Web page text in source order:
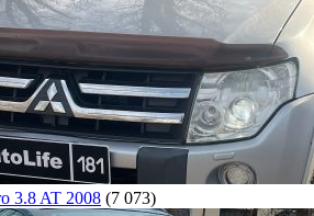
3.8 AT 2008 (7 073)